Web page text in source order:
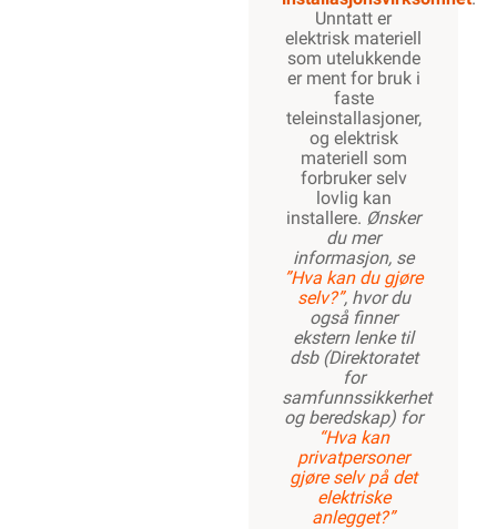
Unntatt er
elektrisk materiell
som utelukkende
er ment for bruk i
faste
teleinstallasjoner,
og elektrisk
materiell som
forbruker selv
lovlig kan
installere. Ønsker
du mer
informasjon, se
”Hva kan du gjøre
selv?”, hvor du
også finner
ekstern lenke til
dsb (Direktoratet
for
samfunnssikkerhet
og beredskap) for
“Hva kan
privatpersoner
gjøre selv på det
elektriske
anlegget?”